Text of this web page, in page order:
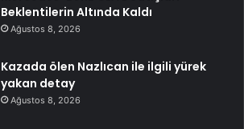
Beklentilerin Altında Kaldı
Ağustos 8, 2026
Kazada ölen Nazlıcan ile ilgili yürek
yakan detay
Ağustos 8, 2026